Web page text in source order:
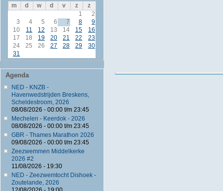
m d w d v z
z
1
2
3
4 5 6 7 8
9
10
11 12 13 14 15
16
17
18 19 20 21 22
23
24
25 26 27 28 29
30
31
Agenda
NED - KNZB -
Havenwedstrijden Breskens,
Scheldestroom, 2026
08/08/2026 - 00:00t/m 23:45
Mechelen - Keerdok - 2026
08/08/2026 - 00:00t/m 23:45
GBR - Thames Marathon 2026
09/08/2026 - 00:00t/m 23:45
Zeezwemmen Middelkerke
2026 #2
11/08/2026 - 19:30
NED - Zeezwemtocht Dishoek -
Zoutelande, 2026